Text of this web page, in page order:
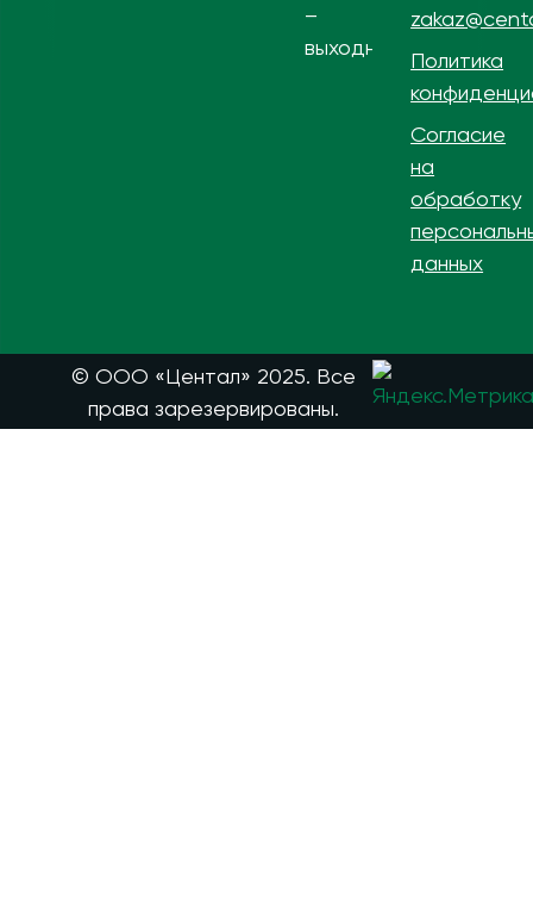
–
выходной
Политика
Согласие
на
обработку
данных
© ООО «Центал» 2025. Все
права зарезервированы.